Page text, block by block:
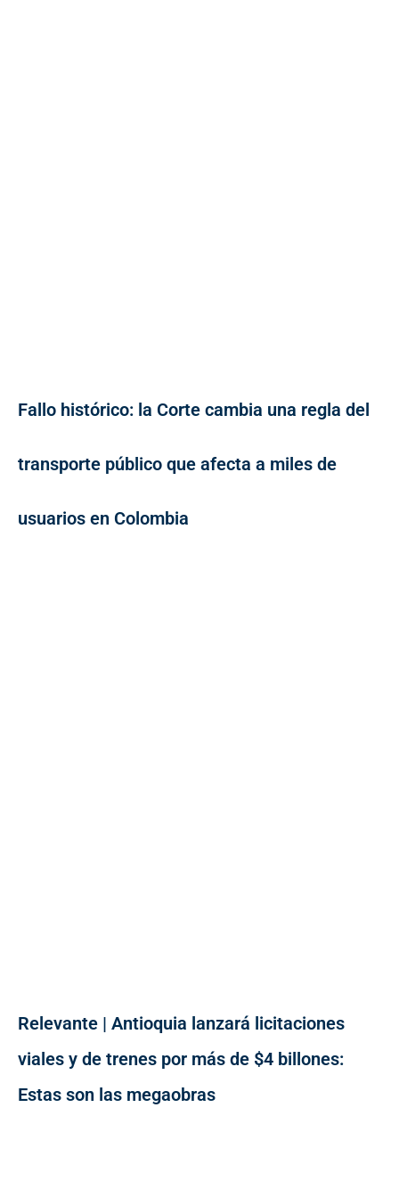
Fallo histórico: la Corte cambia una regla del
transporte público que afecta a miles de
usuarios en Colombia
Relevante | Antioquia lanzará licitaciones
viales y de trenes por más de $4 billones:
Estas son las megaobras